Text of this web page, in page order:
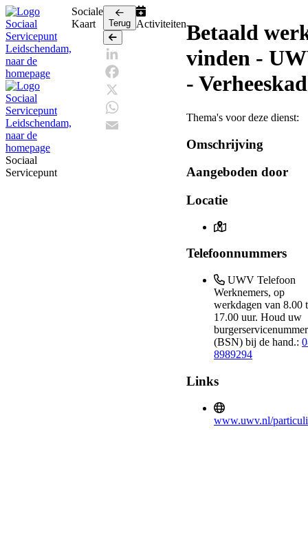
Sociaal
Servicepunt
Sociale
Kaart
Terug
Terug
LinkedIn
Facebook
X
WhatsApp
ActiviteitenBetaald
vinden -
-
Thema's voor deze dienst:
Omschrijving
Aangeboden door
Locatie
Telefoonnummers
UWV Telefoon
Werknemers, op
werkdagen van 8.00
17.00 uur. Houd uw
burgerservicenummer
(BSN) bij de hand.:
8989294
Links
www.uwv.nl/